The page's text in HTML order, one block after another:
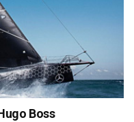
Boss